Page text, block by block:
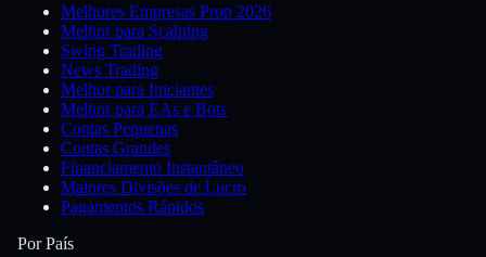
Melhores Empresas Prop 2026
Melhor para Scalping
Swing Trading
News Trading
Melhor para Iniciantes
Melhor para EAs e Bots
Contas Pequenas
Contas Grandes
Financiamento Instantâneo
Maiores Divisões de Lucro
Pagamentos Rápidos
Por País